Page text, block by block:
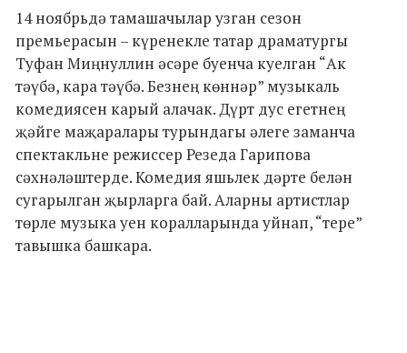
14 ноябрьдә тамашачылар узган сезон
премьерасын – күренекле татар драматургы
Туфан Миңнуллин әсәре буенча куелган “Ак
тәүбә, кара тәүбә. Безнең көннәр” музыкаль
комедиясен карый алачак. Дүрт дус егетнең
җәйге маҗаралары турындагы әлеге заманча
спектакльне режиссер Резеда Гарипова
сәхнәләштерде. Комедия яшьлек дәрте белән
сугарылган җырларга бай. Аларны артистлар
төрле музыка уен коралларында уйнап, “тере”
тавышка башкара.